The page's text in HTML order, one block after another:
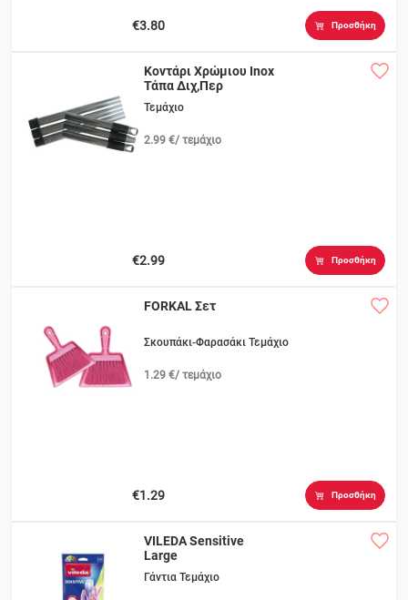
€3.80 Προσθήκη
Κοντάρι Χρώμιου Inox
Τάπα Διχ,Περ
Τεμάχιο
2.99 €/ τεμάχιο
€2.99 Προσθήκη
FORKAL Σετ
Σκουπάκι-Φαρασάκι Τεμάχιο
1.29 €/ τεμάχιο
€1.29 Προσθήκη
VILEDA Sensitive
Large
Γάντια Τεμάχιο